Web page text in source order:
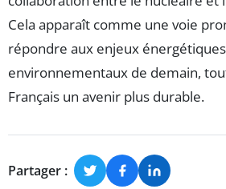
Cela apparaît comme une voie
répondre aux enjeux
environnementaux de demain,
Français un avenir plus durable.
Partager :